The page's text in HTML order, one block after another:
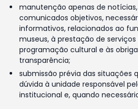
manutenção apenas de notícias,
comunicados objetivos,
informativos, relacionados ao
museus, à prestação de serviços
programação cultural e às
transparência;
submissão prévia das situações
dúvida à unidade responsável
institucional e, quando